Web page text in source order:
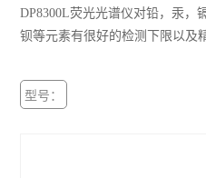
DP8300L荧光光谱仪对铅，汞，
钡等元素有很好的检测下限以及
型号：